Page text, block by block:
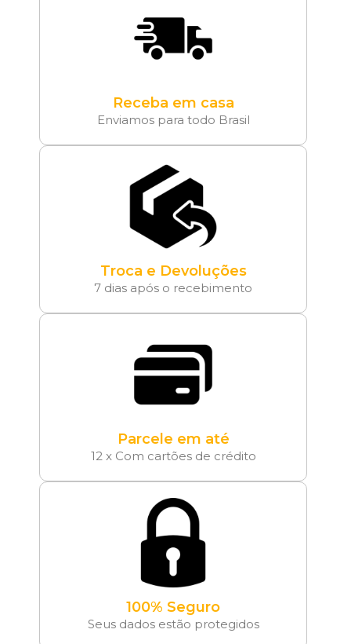
Receba em casa
Enviamos para todo Brasil
Troca e Devoluções
7 dias após o recebimento
Parcele em até
12 x Com cartões de crédito
100% Seguro
Seus dados estão protegidos